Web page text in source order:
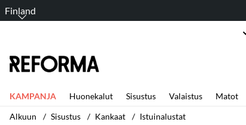
Finland
KAMPANJA Huonekalut Sisustus Valaistus Matot
Alkuun
Sisustus Kankaat Istuinalustat